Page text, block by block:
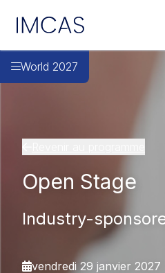
IMCAS
World 2027
Open Stage
Industry-
vendredi 29 janvier 2027